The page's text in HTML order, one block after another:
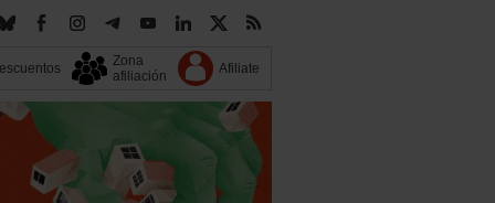
Zona
afiliación
Afiliate